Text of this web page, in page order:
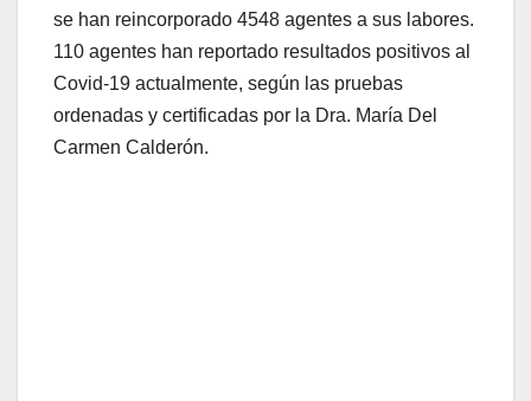
se han reincorporado 4548 agentes a sus labores.
110 agentes han reportado resultados positivos al
Covid-19 actualmente, según las pruebas
ordenadas y certificadas por la Dra. María Del
Carmen Calderón.